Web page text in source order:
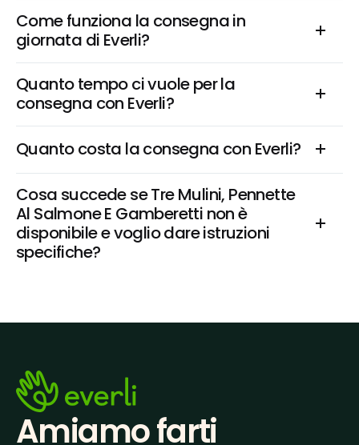
Come funziona la consegna in
giornata di Everli?
Quanto tempo ci vuole per la
consegna con Everli?
Quanto costa la consegna con Everli?
Cosa succede se Tre Mulini, Pennette
Al Salmone E Gamberetti non è
disponibile e voglio dare istruzioni
specifiche?
Amiamo farti